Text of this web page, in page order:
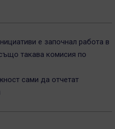
е започнал работа в
такава комисия по
сами да отчетат